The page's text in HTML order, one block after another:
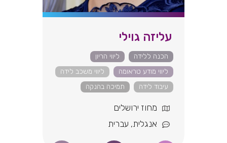
עליזה גוילי
הכנה ללידה
ליווי הריון
ליווי מודע טראומה
ליווי משכב לידה
עיבוד לידה
תמיכה בהנקה
מחוז ירושלים
אנגלית, עברית